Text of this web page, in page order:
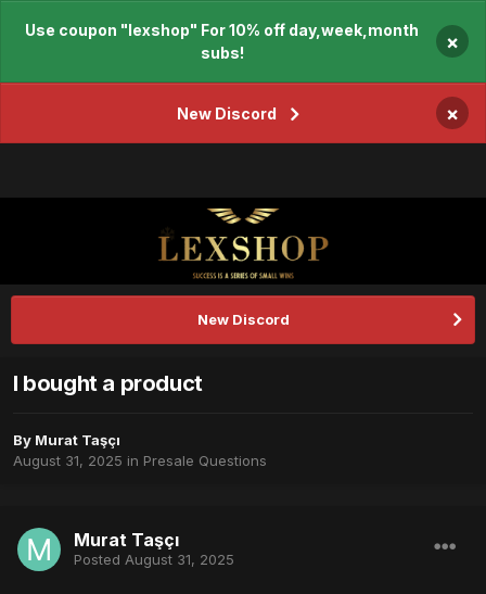
Use coupon "lexshop" For 10% off day,week,month
subs!
×
New Discord ×
New Discord
I bought a product
By Murat Taşçı
August 31, 2025 in Presale Questions
Murat Taşçı
Posted August 31, 2025